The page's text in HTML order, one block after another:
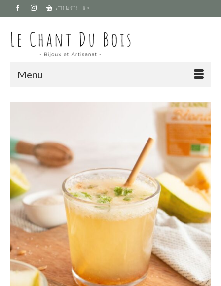
Votre panier -0,00€
Menu